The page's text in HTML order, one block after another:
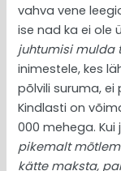
vahva vene
ise nad ka ei ole
juhtumisi mulda
inimestele, kes
põlvili suruma, ei
Kindlasti on
000 mehega. Kui
pikemalt
kätte maksta,